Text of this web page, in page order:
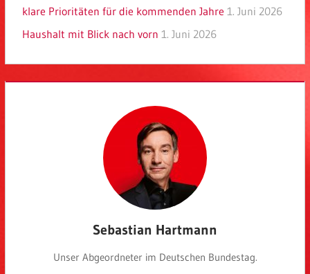
klare Prioritäten für die kommenden Jahre 1. Juni 2026
Haushalt mit Blick nach vorn 1. Juni 2026
Sebastian Hartmann
Unser Abgeordneter im Deutschen Bundestag.